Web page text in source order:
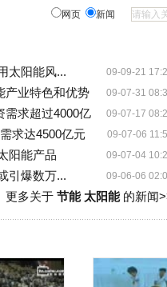
网页 新闻
09-09-21
太阳能风...
09-07-31
产业特色和优势
09-07-17
需求超过4000亿
09-07-06
求达4500亿元
09-07-04
阳能产品
09-06-06
引爆数万...
更多关于 节能 太阳能的新闻